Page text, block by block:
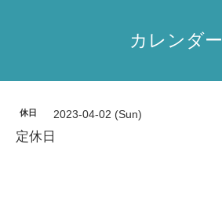
カレンダー
休日 2023-04-02 (Sun)
定休日